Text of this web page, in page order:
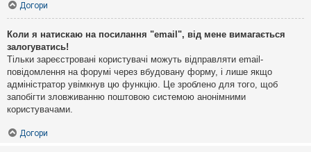
Догори
Коли я натискаю на посилання "email", від мене вимагається
залогуватись!
Тільки зареєстровані користувачі можуть відправляти email-
повідомлення на форумі через вбудовану форму, і лише якщо
адміністратор увімкнув цю функцію. Це зроблено для того, щоб
запобігти зловживанню поштовою системою анонімними
користувачами.
Догори